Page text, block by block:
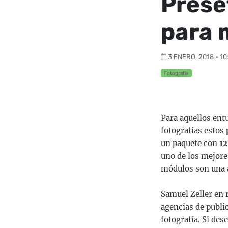
para
3 ENERO, 2018 -
Fotografía
Para aquellos
fotografías estos
un paquete con
uno de los
módulos son una
Samuel Zeller en
agencias de
fotografía. Si